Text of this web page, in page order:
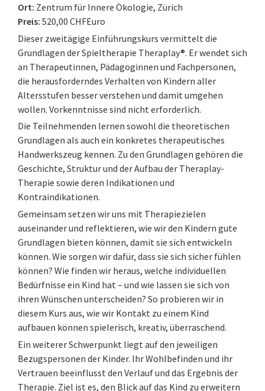
Ort: Zentrum für Innere Ökologie, Zürich
Preis: 520,00 CHFEuro
Dieser zweitägige Einführungskurs vermittelt die
Grundlagen der Spieltherapie Theraplay®. Er wendet sich
an Therapeutinnen, Pädagoginnen und Fachpersonen,
die herausforderndes Verhalten von Kindern aller
Altersstufen besser verstehen und damit umgehen
wollen. Vorkenntnisse sind nicht erforderlich.
Die Teilnehmenden lernen sowohl die theoretischen
Grundlagen als auch ein konkretes therapeutisches
Handwerkszeug kennen. Zu den Grundlagen gehören die
Geschichte, Struktur und der Aufbau der Theraplay-
Therapie sowie deren Indikationen und
Kontraindikationen.
Gemeinsam setzen wir uns mit Therapiezielen
auseinander und reflektieren, wie wir den Kindern gute
Grundlagen bieten können, damit sie sich entwickeln
können. Wie sorgen wir dafür, dass sie sich sicher fühlen
können? Wie finden wir heraus, welche individuellen
Bedürfnisse ein Kind hat – und wie lassen sie sich von
ihren Wünschen unterscheiden? So probieren wir in
diesem Kurs aus, wie wir Kontakt zu einem Kind
aufbauen können spielerisch, kreativ, überraschend.
Ein weiterer Schwerpunkt liegt auf den jeweiligen
Bezugspersonen der Kinder. Ihr Wohlbefinden und ihr
Vertrauen beeinflusst den Verlauf und das Ergebnis der
Therapie. Ziel ist es, den Blick auf das Kind zu erweitern